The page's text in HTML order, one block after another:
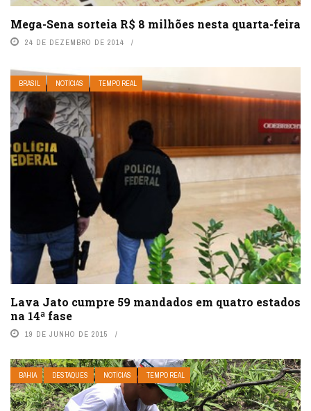
Mega-Sena sorteia R$ 8 milhões nesta quarta-feira
24 DE DEZEMBRO DE 2014
BRASIL NOTÍCIAS TEMPO REAL
Lava Jato cumpre 59 mandados em quatro estados
na 14ª fase
19 DE JUNHO DE 2015
BAHIA DESTAQUES NOTÍCIAS TEMPO REAL